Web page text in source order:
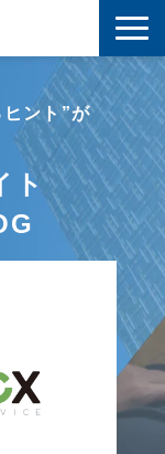
ント”が
ト